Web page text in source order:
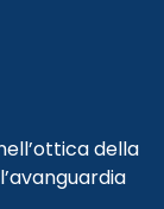
della